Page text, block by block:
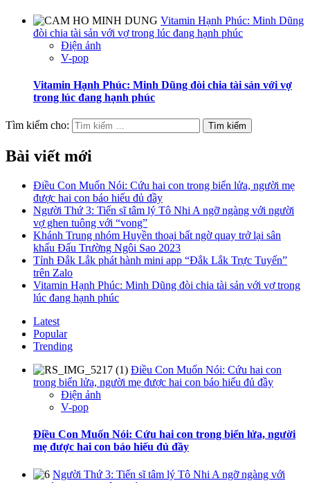
Vitamin Hạnh Phúc: Minh Dũng
đòi chia tài sản với vợ trong lúc đang hạnh phúc
Điện ảnh
V-pop
Vitamin Hạnh Phúc: Minh Dũng đòi chia tài sản với vợ
trong lúc đang hạnh phúc
Tìm kiếm cho:
Bài viết mới
Điều Con Muốn Nói: Cứu hai con trong biển lửa, người mẹ
được hai con báo hiếu đủ đầy
Người Thứ 3: Tiến sĩ tâm lý Tô Nhi A ngỡ ngàng với người
vợ ghen tuông với “vong”
Khánh Trung nhóm Huyền thoại bất ngờ quay trở lại sân
khấu Đấu Trường Ngôi Sao 2023
Tỉnh Đắk Lắk phát hành mini app “Đắk Lắk Trực Tuyến”
trên Zalo
Vitamin Hạnh Phúc: Minh Dũng đòi chia tài sản với vợ trong
lúc đang hạnh phúc
Latest
Popular
Trending
Điều Con Muốn Nói: Cứu hai con
trong biển lửa, người mẹ được hai con báo hiếu đủ đầy
Điện ảnh
V-pop
Điều Con Muốn Nói: Cứu hai con trong biển lửa, người
mẹ được hai con báo hiếu đủ đầy
Người Thứ 3: Tiến sĩ tâm lý Tô Nhi A ngỡ ngàng với